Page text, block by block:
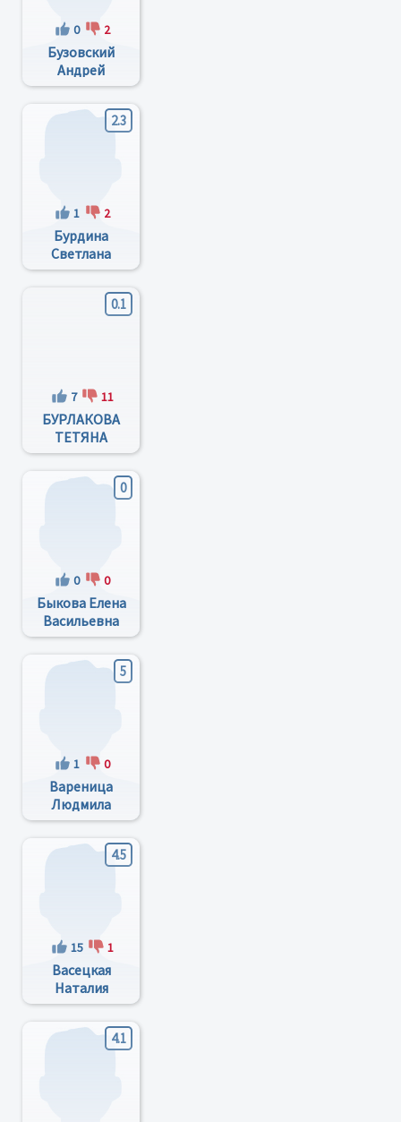
0 2
Бузовский
Андрей
Владимирович
2.3
1 2
Бурдина
Светлана
Васильевна
0.1
7 11
БУРЛАКОВА
ТЕТЯНА
ЛЕОНІДІВНА
0
0 0
Быкова Елена
Васильевна
5
1 0
Вареница
Людмила
Александровна
4.5
15 1
Васецкая
Наталия
Валерьевна
4.1